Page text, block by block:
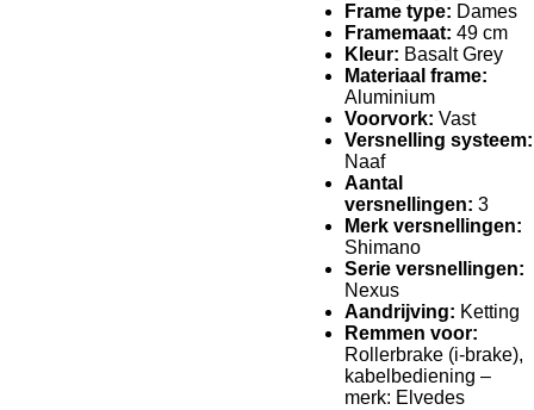
Frame type: Dames
Framemaat: 49 cm
Kleur: Basalt Grey
Materiaal frame:
Aluminium
Voorvork: Vast
Versnelling systeem:
Naaf
Aantal
versnellingen: 3
Merk versnellingen:
Shimano
Serie versnellingen:
Nexus
Aandrijving: Ketting
Remmen voor:
Rollerbrake (i-brake),
kabelbediening –
merk: Elvedes